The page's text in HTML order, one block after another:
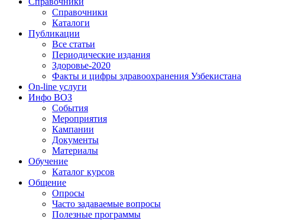
Справочники
Каталоги
Публикации
Все статьи
Периодические издания
Здоровье-2020
Факты и цифры здравоохранения Узбекистана
On-line услуги
Инфо ВОЗ
События
Мероприятия
Кампании
Документы
Материалы
Обучение
Каталог курсов
Общение
Опросы
Часто задаваемые вопросы
Полезные программы